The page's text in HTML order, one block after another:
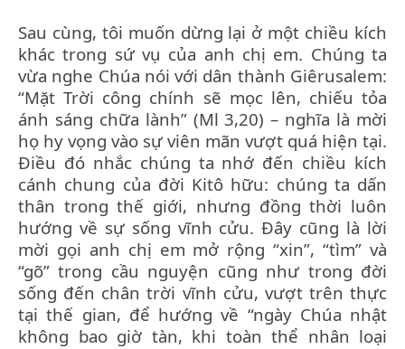
Sau cùng, tôi muốn dừng lại ở một chiều kích
khác trong sứ vụ của anh chị em. Chúng ta
vừa nghe Chúa nói với dân thành Giêrusalem:
“Mặt Trời công chính sẽ mọc lên, chiếu tỏa
ánh sáng chữa lành” (Ml 3,20) – nghĩa là mời
họ hy vọng vào sự viên mãn vượt quá hiện tại.
Điều đó nhắc chúng ta nhớ đến chiều kích
cánh chung của đời Kitô hữu: chúng ta dấn
thân trong thế giới, nhưng đồng thời luôn
hướng về sự sống vĩnh cửu. Đây cũng là lời
mời gọi anh chị em mở rộng “xin”, “tìm” và
“gõ” trong cầu nguyện cũng như trong đời
sống đến chân trời vĩnh cửu, vượt trên thực
tại thế gian, để hướng về “ngày Chúa nhật
không bao giờ tàn, khi toàn thể nhân loại